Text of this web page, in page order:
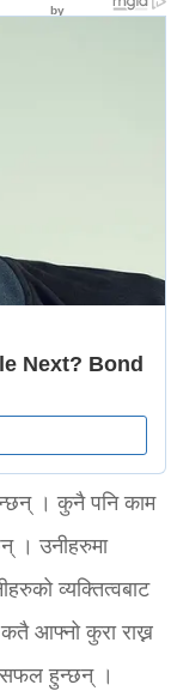
। कुनै पनि काम
। उनीहरुमा
व्यक्तित्वबाट
आफ्नो कुरा राख्न
सफल हुन्छन् ।